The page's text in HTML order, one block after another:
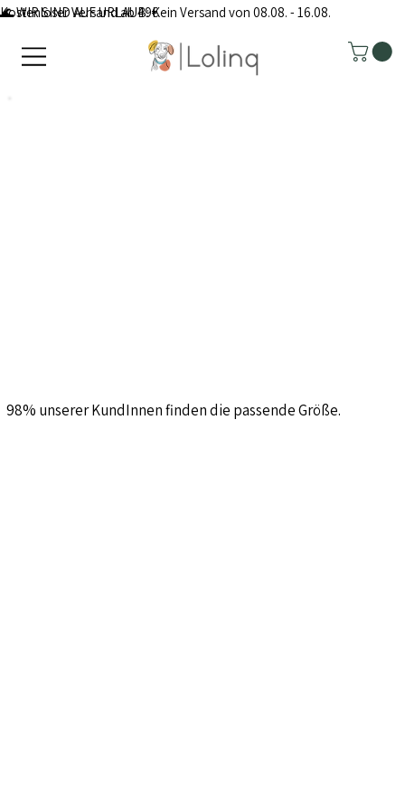
Kostenloser Versand ab 49€
🌊 WIR SIND AUF URLAUB: Kein Versand von 08.08. - 16.08.
98% unserer KundInnen finden die passende Größe.